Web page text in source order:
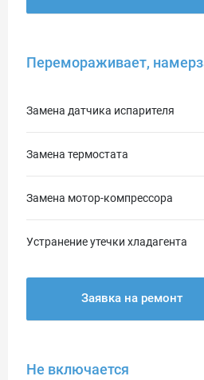
Перемораживает,
Замена датчика испарителя
Замена термостата
Замена мотор-компрессора
Устранение утечки хладагента
Заявка на ремонт
Не включается